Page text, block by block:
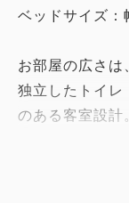
ベッドサイズ
お部屋の広さは
独立したトイレ
のある客室設計
●全室Wi-Fi完